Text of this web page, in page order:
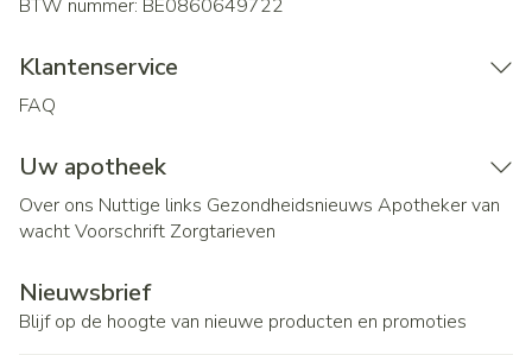
BTW nummer: BE0860649722
Klantenservice
FAQ
Uw apotheek
Over ons Nuttige links Gezondheidsnieuws Apotheker van
wachtVoorschrift Zorgtarieven
Nieuwsbrief
Blijf op de hoogte van nieuwe producten en promoties